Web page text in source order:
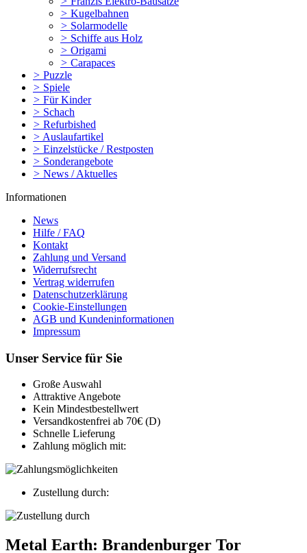
> Kugelbahnen
> Solarmodelle
> Schiffe aus Holz
> Origami
> Carapaces
> Puzzle
> Spiele
> Für Kinder
> Schach
> Refurbished
> Auslaufartikel
> Einzelstücke / Restposten
> Sonderangebote
> News / Aktuelles
Informationen
News
Hilfe / FAQ
Kontakt
Zahlung und Versand
Widerrufsrecht
Vertrag widerrufen
Datenschutzerklärung
Cookie-Einstellungen
AGB und Kundeninformationen
Impressum
Unser Service für Sie
Große Auswahl
Attraktive Angebote
Kein Mindestbestellwert
Versandkostenfrei ab 70€ (D)
Schnelle Lieferung
Zahlung möglich mit:
Zustellung durch:
Metal Earth: Brandenburger Tor